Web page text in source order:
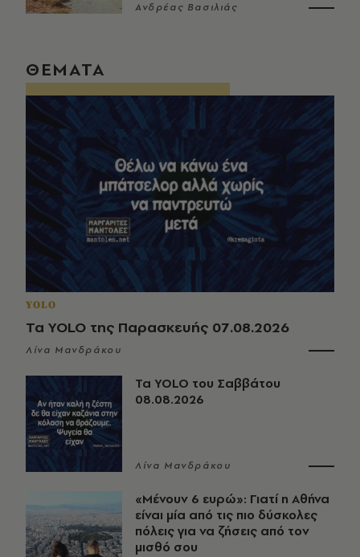
Ανδρέας Βασιλιάς
ΘΕΜΑΤΑ
YOLO
Τα YOLO της Παρασκευής 07.08.2026
Λίνα Μανδράκου
Τα YOLO του Σαββάτου
08.08.2026
Λίνα Μανδράκου
«Μένουν 6 ευρώ»: Γιατί η Αθήνα
είναι μία από τις πιο δύσκολες
πόλεις για να ζήσεις από τον
μισθό σου